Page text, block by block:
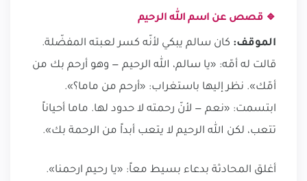
🔹 قصص عن اسم الله الرحيم
الموقف: كان سالم يبكي لأنّه كسر لعبته المفضّلة.
قالت له أمّه: «يا سالم، الله الرحيم — وهو أرحم بك من
أمّك». نظر إليها باستغراب: «أرحم من ماما؟».
ابتسمت: «نعم — لأنّ رحمته لا حدود لها. ماما أحياناً
تتعب، لكن الله الرحيم لا يتعب أبداً من الرحمة بك».
أغلق المحادثة بدعاء بسيط معاً: «يا رحيم ارحمنا».